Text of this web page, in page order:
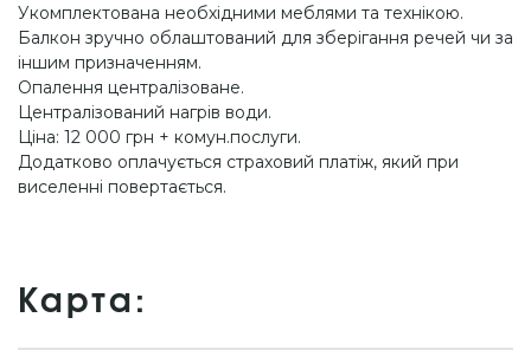
Укомплектована необхідними меблями та технікою.
Балкон зручно облаштований для зберігання речей чи за
іншим призначенням.
Опалення централізоване.
Централізований нагрів води.
Ціна: 12 000 грн + комун.послуги.
Додатково оплачується страховий платіж, який при
виселенні повертається.
Карта: